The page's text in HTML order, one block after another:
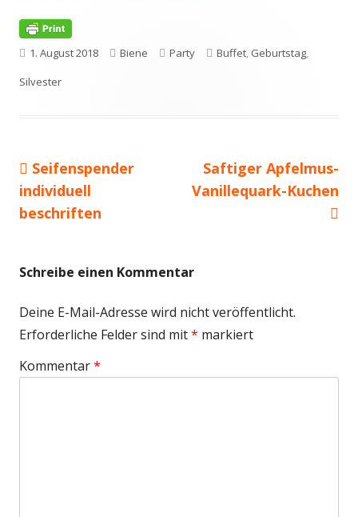
Veröffentlicht
am
1. August 2018 Autor
Biene Kategorien
Party Schlagwörter
Buffet Geburtstag
Silvester
Beitragsnavigation
Vorheriger
Beitrag:
Seifenspender
individuell
beschriften
Nächster
Beitrag
Saftiger Apfelmus-
Vanillequark-Kuchen
Schreibe einen Kommentar
Deine E-Mail-Adresse wird nicht veröffentlicht.
Erforderliche Felder sind mit* markiert
Kommentar*